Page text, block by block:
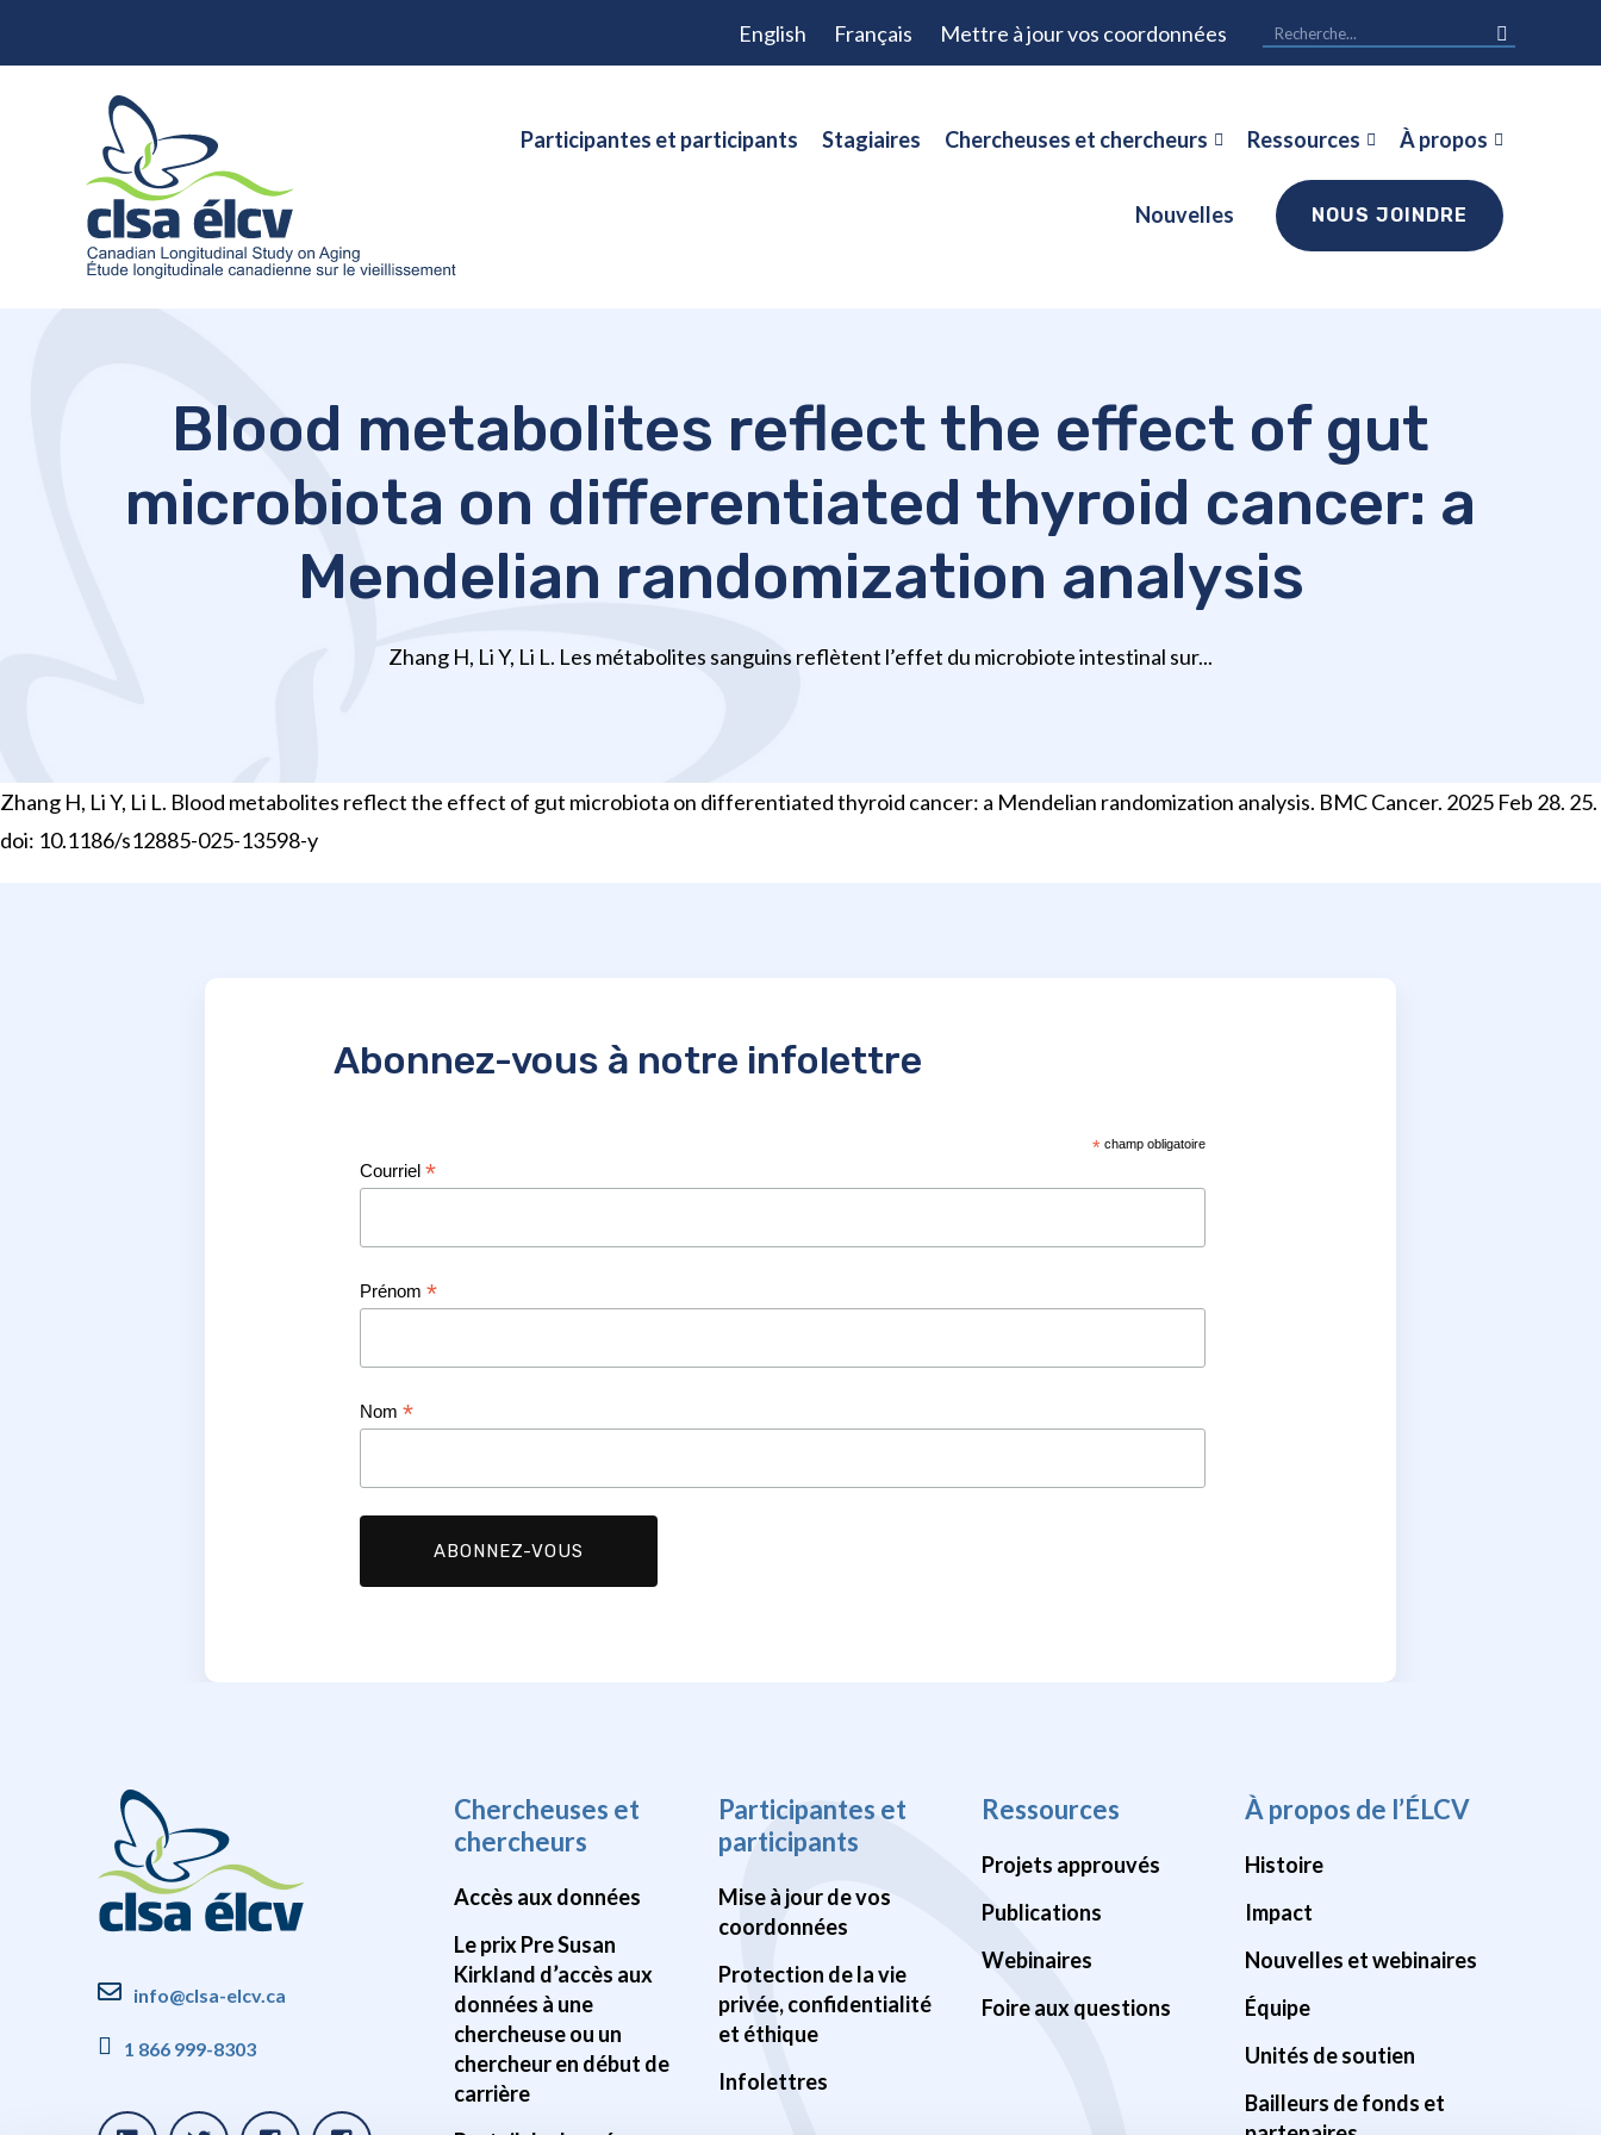
English Français Mettre à jour vos coordonnées
Participantes et participants Stagiaires Chercheuses et chercheurs Ressources À propos
Nouvelles NOUS JOINDRE
Blood metabolites reflect the effect of gut
microbiota on differentiated thyroid cancer: a
Mendelian randomization analysis
Zhang H, Li Y, Li L. Les métabolites sanguins reflètent l’effet du microbiote intestinal sur...
Zhang H, Li Y, Li L. Blood metabolites reflect the effect of gut microbiota on differentiated thyroid cancer: a Mendelian randomization analysis. BMC Cancer. 2025 Feb 28. 25.
doi: 10.1186/s12885-025-13598-y
Abonnez-vous à notre infolettre
* champ obligatoire
Courriel *
Prénom *
Nom *
info@clsa-elcv.ca
1 866 999-8303
Chercheuses et
chercheurs
Accès aux données
Le prix Pre Susan
Kirkland d’accès aux
données à une
chercheuse ou un
chercheur en début de
carrière
Participantes et
participants
Mise à jour de vos
coordonnées
Protection de la vie
privée, confidentialité
et éthique
Infolettres
Ressources
Projets approuvés
Publications
Webinaires
Foire aux questions
À propos de l’ÉLCV
Histoire
Impact
Nouvelles et webinaires
Équipe
Unités de soutien
Bailleurs de fonds et